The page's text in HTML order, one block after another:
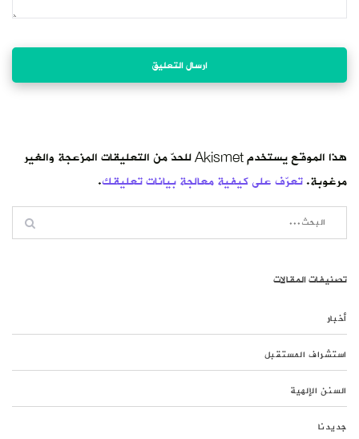
هذا الموقع يستخدم Akismet للحدّ من التعليقات المزعجة والغير
مرغوبة.تعرّف على كيفية معالجة بيانات تعليقك.
تصنيفات المقالات
أخبار
استشراف المستقبل
السنن الإلهية
جديدنا